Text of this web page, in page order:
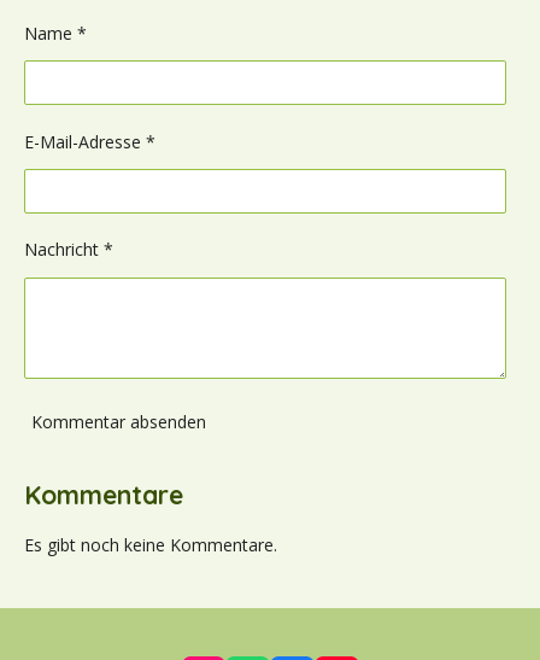
Name *
E-Mail-Adresse *
Nachricht *
Kommentar absenden
Kommentare
Es gibt noch keine Kommentare.